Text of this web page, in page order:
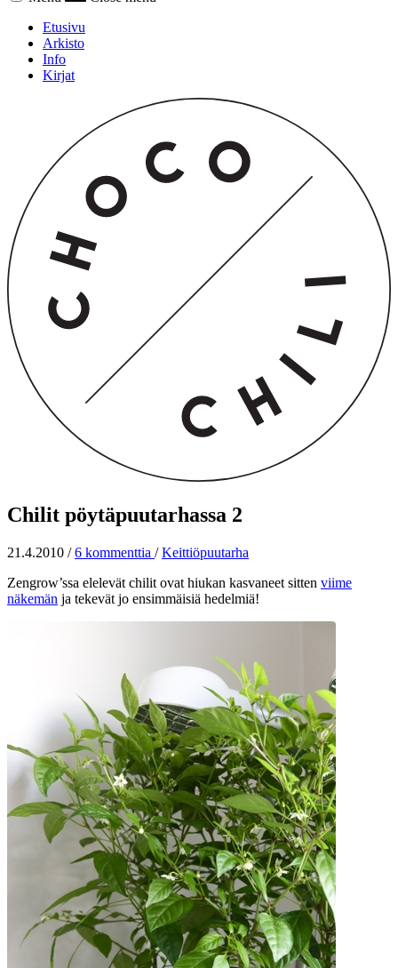
Etusivu
Arkisto
Info
Kirjat
Chilit pöytäpuutarhassa 2
21.4.2010 / 6 kommenttia / Keittiöpuutarha
Zengrow’ssa elelevät chilit ovat hiukan kasvaneet sitten viime
näkemän ja tekevät jo ensimmäisiä hedelmiä!